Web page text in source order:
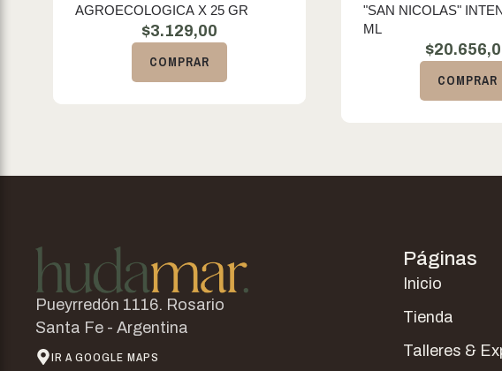
AGROECOLOGICA X 25 GR
$3.129,00
COMPRAR
"SAN NICOLAS"
ML
$
COMPRAR
Pueyrredón 1116. Rosario
Santa Fe - Argentina
IR A GOOGLE MAPS
Páginas
Inicio
Tienda
Talleres &